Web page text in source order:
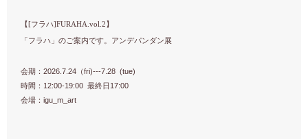
【[フラハ]FURAHA.vol.2】
「フラハ」のご案内です。アンデパンダン展
会期：2026.7.24（fri)---7.28 (tue)
時間：12:00-19:00 最終日17:00
会場：igu_m_art